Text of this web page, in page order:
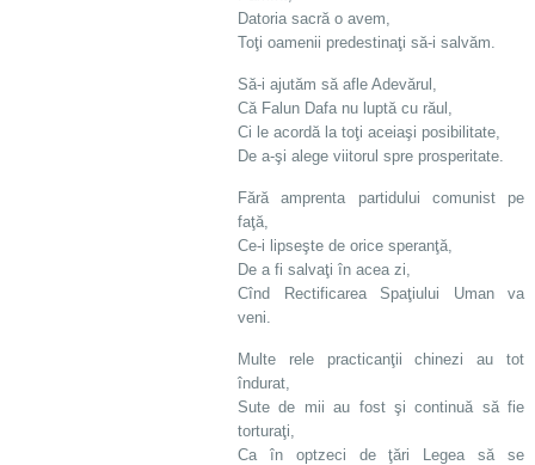
Datoria sacră o avem,
Toţi oamenii predestinaţi să-i salvăm.
Să-i ajutăm să afle Adevărul,
Că Falun Dafa nu luptă cu răul,
Ci le acordă la toţi aceiaşi posibilitate,
De a-şi alege viitorul spre prosperitate.
Fără amprenta partidului comunist pe
faţă,
Ce-i lipseşte de orice speranţă,
De a fi salvaţi în acea zi,
Cînd Rectificarea Spaţiului Uman va
veni.
Multe rele practicanţii chinezi au tot
îndurat,
Sute de mii au fost şi continuă să fie
torturaţi,
Ca în optzeci de ţări Legea să se